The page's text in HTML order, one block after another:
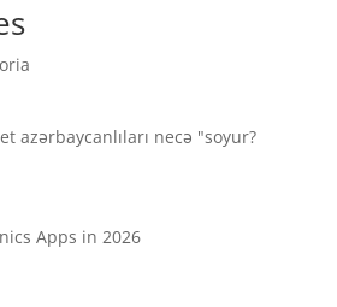
azərbaycanlıları necə "soyur?
Apps in 2026